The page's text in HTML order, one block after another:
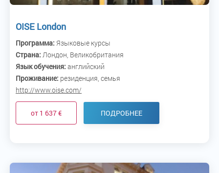
OISE London
Программа: Языковые курсы
Страна: Лондон, Великобритания
Язык обучения: английский
Проживание: резиденция, семья
http://www.oise.com/
от 1 637 € ПОДРОБНЕЕ